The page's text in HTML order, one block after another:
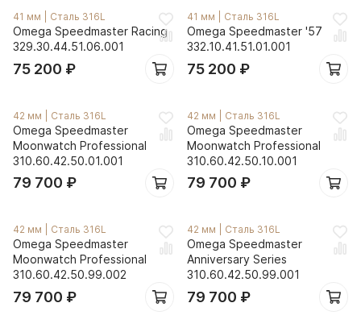
41 мм Сталь 316L
Omega Speedmaster Racing
329.30.44.51.06.001
75 200 ₽
41 мм Сталь 316L
Omega Speedmaster '57
332.10.41.51.01.001
75 200 ₽
42 мм Сталь 316L
Omega Speedmaster
Moonwatch Professional
310.60.42.50.01.001
79 700 ₽
42 мм Сталь 316L
Omega Speedmaster
Moonwatch Professional
310.60.42.50.10.001
79 700 ₽
42 мм Сталь 316L
Omega Speedmaster
Moonwatch Professional
310.60.42.50.99.002
79 700 ₽
42 мм Сталь 316L
Omega Speedmaster
Anniversary Series
310.60.42.50.99.001
79 700 ₽